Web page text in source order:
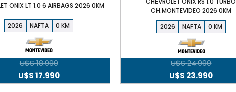
ONIX LT 1.0 6 AIRBAGS 2026 0KM
2026 NAFTA 0
U$S18.990
El
U$S17.990El
CHEVROLET ONIX RS 1.0 TURBO
CH.MONTEVIDEO 2026 0KM
2026
NAFTA 0
U$S24.990
El
U$S 23.990El